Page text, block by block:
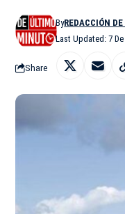
Last Updated: 7
ByREDACCIÓN
Share